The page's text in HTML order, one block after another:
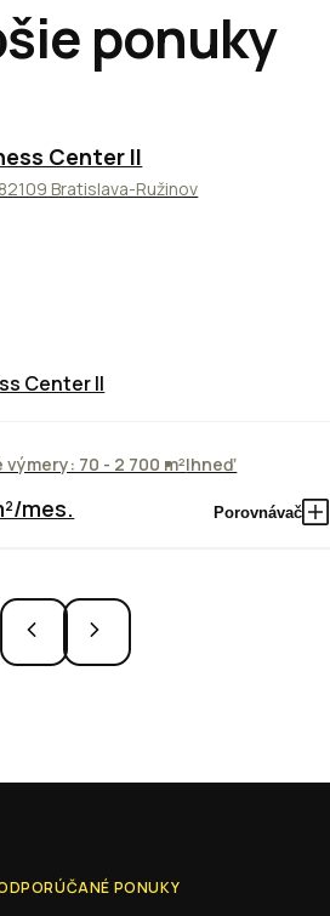
ponuky
ODPORÚČAME
Center II
Bratislava-Ružinov
Center II
70 - 2 700 m²Ihneď
mes. Porovnávač
PONUKY